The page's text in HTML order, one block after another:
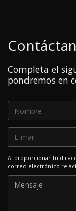
Completa el
pondremos en
Al proporcionar tu
correo electrónico